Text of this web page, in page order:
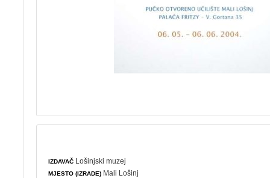
IZDAVAČ Lošinjski muzej
MJESTO (IZRADE) Mali Lošinj